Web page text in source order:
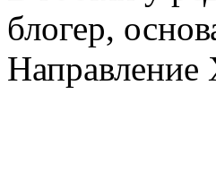
блогер,